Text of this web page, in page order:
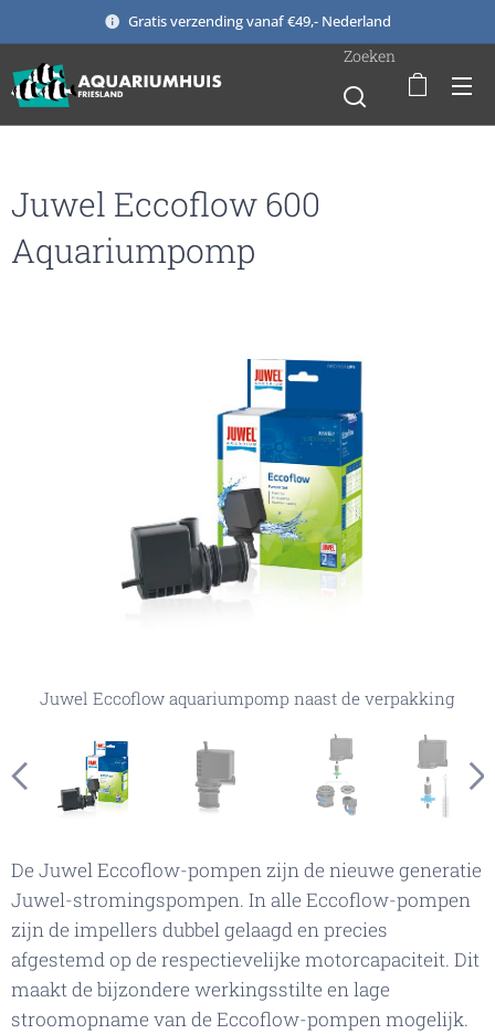
Gratis verzending vanaf €49,- Nederland
Zoeken
Juwel Eccoflow 600
Aquariumpomp
Juwel Eccoflow aquariumpomp naast de verpakking
Juwel Eccoflow aquariumpomp
Juwel Eccoflow aquariumpomp installatiemogelijkheden
Juwel Eccoflow aquariumpomp onderdelen
Juwel Eccoflow impeller installatie
De Juwel Eccoflow-pompen zijn de nieuwe generatie
Juwel-stromingspompen. In alle Eccoflow-pompen
zijn de impellers dubbel gelaagd en precies
afgestemd op de respectievelijke motorcapaciteit. Dit
maakt de bijzondere werkingsstilte en lage
stroomopname van de Eccoflow-pompen mogelijk.